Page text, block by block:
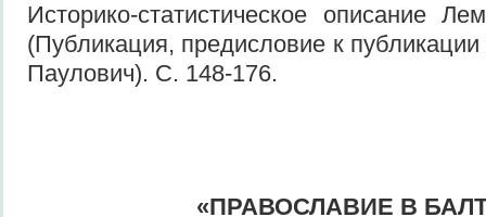
Историко-статистическое описание
(Публикация, предисловие к
Паулович). С. 148-176.
«ПРАВОСЛАВИЕ В